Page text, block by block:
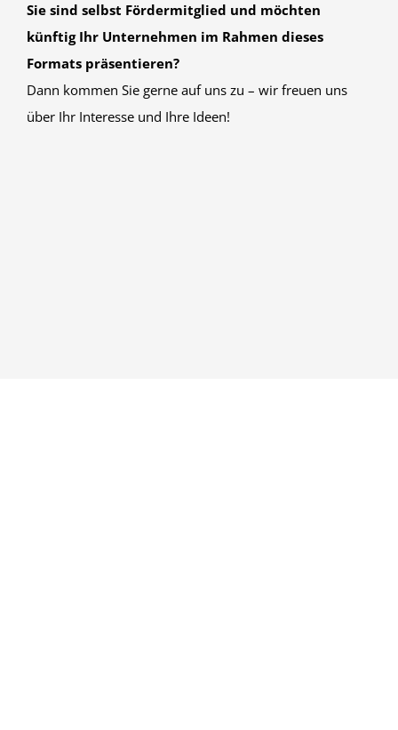
Sie sind selbst Fördermitglied und möchten
künftig Ihr Unternehmen im Rahmen dieses
Formats präsentieren?
Dann kommen Sie gerne auf uns zu – wir freuen uns
über Ihr Interesse und Ihre Ideen!